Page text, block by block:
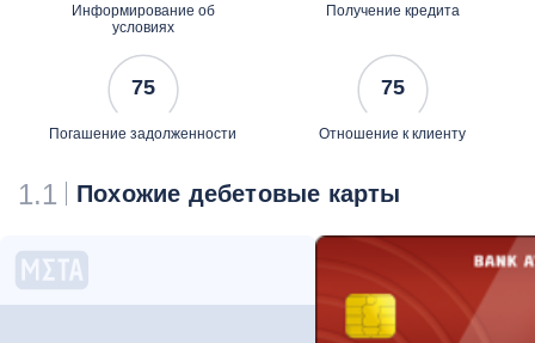
Информирование об
условиях
Получение кредита
75
Погашение задолженности
75
Отношение к клиенту
1.1 Похожие дебетовые карты